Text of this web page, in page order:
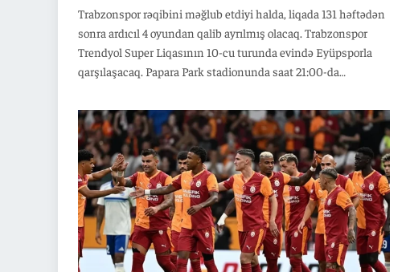
Trabzonspor rəqibini məğlub etdiyi halda, liqada 131 həftədən
sonra ardıcıl 4 oyundan qalib ayrılmış olacaq. Trabzonspor
Trendyol Super Liqasının 10-cu turunda evində Eyüpsporla
qarşılaşacaq. Papara Park stadionunda saat 21:00-da
lider olan Qalatasarayın ardından 20 xalla ikinci pillədə
qərarlaşan Trabzonsporlular Eyüpsporu da məğlub edərək
zirvə yarışını davam etdirmək istəyir.